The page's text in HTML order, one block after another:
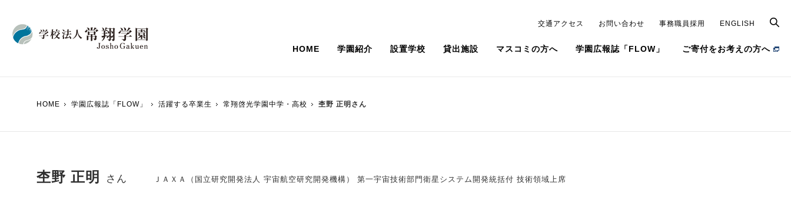
交通アクセス お問い合わせ 事務職員採用 ENGLISH
HOME 学園紹介
学園からのメッセージ
事業報告書・財務状況
事業計画・監事監査計画
設置学校 貸出施設 マスコミの方へ 学園広報誌「FLOW」
FLOWバックナンバー
ご寄付をお考えの方へ
HOME 学園広報誌「FLOW」 活躍する卒業生 常翔啓光学園中学・高校 杢野 正明さん
杢野 正明 さん ＪＡＸＡ（国立研究開発法人 宇宙航空研究開発機構） 第一宇宙技術部門衛星システム開発統括付 技術領域上席